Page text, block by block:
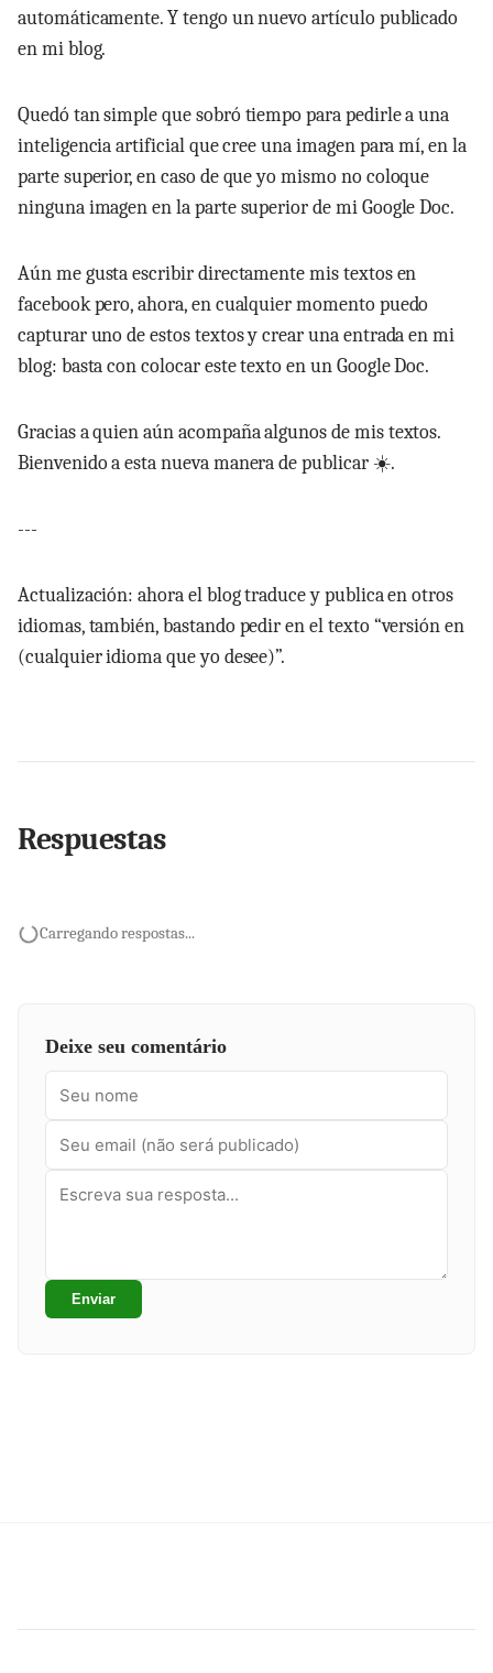
automáticamente. Y tengo un nuevo artículo publicado
en mi blog.
Quedó tan simple que sobró tiempo para pedirle a una
inteligencia artificial que cree una imagen para mí, en la
parte superior, en caso de que yo mismo no coloque
ninguna imagen en la parte superior de mi Google Doc.
Aún me gusta escribir directamente mis textos en
facebook pero, ahora, en cualquier momento puedo
capturar uno de estos textos y crear una entrada en mi
blog: basta con colocar este texto en un Google Doc.
Gracias a quien aún acompaña algunos de mis textos.
Bienvenido a esta nueva manera de publicar ☀️.
---
Actualización: ahora el blog traduce y publica en otros
idiomas, también, bastando pedir en el texto “versión en
(cualquier idioma que yo desee)”.
Respuestas
Carregando respostas...
Deixe seu comentário
Enviar